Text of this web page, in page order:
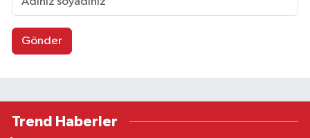
Gönder
Trend Haberler